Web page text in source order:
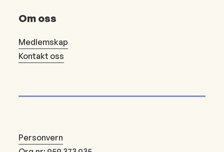
Om oss
Medlemskap
Kontakt oss
Personvern